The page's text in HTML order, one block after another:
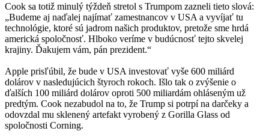
Cook sa totiž minulý týždeň stretol s Trumpom zazneli tieto slová:
„Budeme aj naďalej najímať zamestnancov v USA a vyvíjať tu
technológie, ktoré sú jadrom našich produktov, pretože sme hrdá
americká spoločnosť. Hlboko veríme v budúcnosť tejto skvelej
krajiny. Ďakujem vám, pán prezident.“
Apple prisľúbil, že bude v USA investovať vyše 600 miliárd
dolárov v nasledujúcich štyroch rokoch. Išlo tak o zvýšenie o
ďalších 100 miliárd dolárov oproti 500 miliardám ohláseným už
predtým. Cook nezabudol na to, že Trump si potrpí na darčeky a
odovzdal mu sklenený artefakt vyrobený z Gorilla Glass od
spoločnosti Corning.